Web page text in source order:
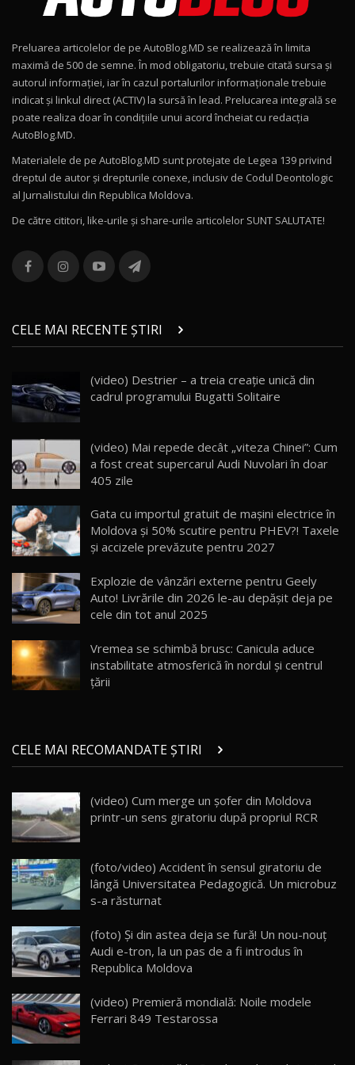
15:22
Mercedes-AMG E 53 HYBRID 4MATIC+ / Test
Drive AutoBlog.MD
16:27
11
Noul Volvo ES90 / Test Drive AutoBlog.MD
12
Noul MG HS / Test Drive AutoBlog.MD
16:48
13
combină aventura cu luxul / AutoBlog.MD
36:08
chinez care face lumea să se întoarcă după el
/ AutoBlog.MD
17:27
15 14:37
AutoBlogMD
13:10
17 20:06
Va fi modelul nr.1 BYD în Moldova? BYD Seal U
30:08
Noul Geely EX5 EM-i care a cucerit Moldova
AutoBlog.MD
20
21
Micul BYD Dolphin Surf / Test Drive
AutoBlog.MD
16:59
22
Noua Mazda 6e / Test Drive AutoBlog.MD
26:59
23
Lynk & Co 01 / Test Drive AutoBlog.MD
25:19
24
ZEEKR 009: Cel mai Performant și Confortabil
Van Electric Testat în Moldova / AutoBlog.MD
26:38
25
mai Exclusiv și Puternic Defender Testat în
Moldova
32:21
26
Preluarea articolelor de pe AutoBlog.MD se realizează în limita
maximă de 500 de semne. În mod obligatoriu, trebuie citată sursa și
autorul informației, iar în cazul portalurilor informaționale trebuie
indicat și linkul direct (ACTIV) la sursă în lead. Prelucarea integrală se
poate realiza doar în condițiile unui acord încheiat cu redacţia
AutoBlog.MD.
Materialele de pe AutoBlog.MD sunt protejate de Legea 139 privind
dreptul de autor și drepturile conexe, inclusiv de Codul Deontologic
al Jurnalistului din Republica Moldova.
De către cititori, like-urile şi share-urile articolelor SUNT SALUTATE!
CELE MAI RECENTE ȘTIRI
(video) Destrier – a treia creație unică din
cadrul programului Bugatti Solitaire
(video) Mai repede decât „viteza Chinei”: Cum
a fost creat supercarul Audi Nuvolari în doar
405 zile
Gata cu importul gratuit de mașini electrice în
Moldova și 50% scutire pentru PHEV?! Taxele
și accizele prevăzute pentru 2027
Explozie de vânzări externe pentru Geely
Auto! Livrările din 2026 le-au depășit deja pe
cele din tot anul 2025
Vremea se schimbă brusc: Canicula aduce
instabilitate atmosferică în nordul și centrul
țării
CELE MAI RECOMANDATE ȘTIRI
(video) Cum merge un șofer din Moldova
printr-un sens giratoriu după propriul RCR
(foto/video) Accident în sensul giratoriu de
lângă Universitatea Pedagogică. Un microbuz
s-a răsturnat
(foto) Şi din astea deja se fură! Un nou-nouţ
Audi e-tron, la un pas de a fi introdus în
Republica Moldova
(video) Premieră mondială: Noile modele
Ferrari 849 Testarossa